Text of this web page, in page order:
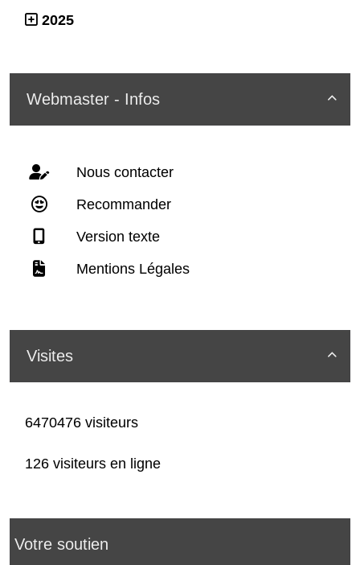
2025

Webmaster - Infos
Nous contacter
Recommander
Version texte
Mentions Légales

Visites
6470476 visiteurs
126 visiteurs en ligne
Votre soutien